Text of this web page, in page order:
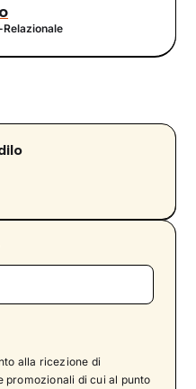
alla ricezione di
di cui al punto